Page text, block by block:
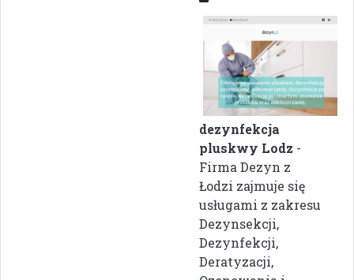
dezynfekcja
pluskwy Lodz -
Firma Dezyn z
Łodzi zajmuje się
usługami z zakresu
Dezynsekcji,
Dezynfekcji,
Deratyzacji,